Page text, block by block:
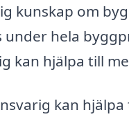
kunskap om
hela
kan hjälpa till
kan